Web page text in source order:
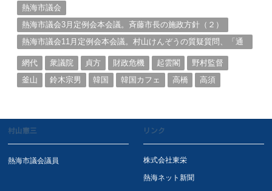
熱海市議会
熱海市議会3月定例会本会議。斉藤市長の施政方針（２）
熱海市議会11月定例会本会議。村山けんぞうの質疑質問、「通
網代
衆議院 貞方 財政危機 起雲閣
野村監督
釜山
鈴木宗男 韓国 韓国カフェ 高橋 高須
村山憲三
熱海市議会議員
リンク
株式会社東栄
熱海ネット新聞